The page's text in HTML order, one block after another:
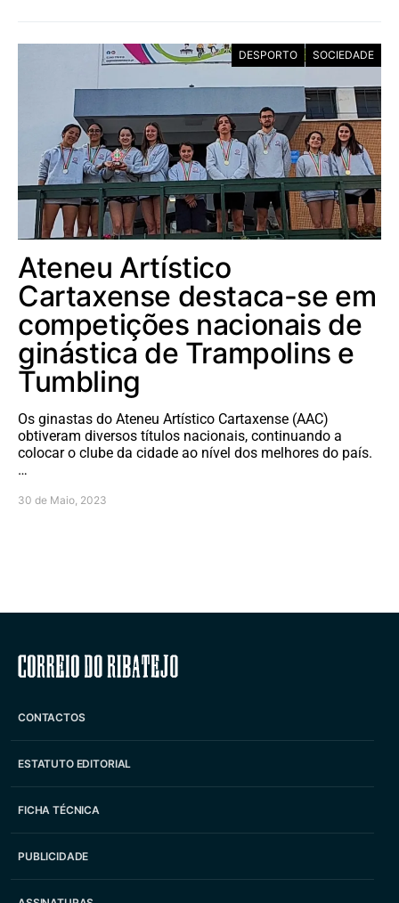
DESPORTO SOCIEDADE
Ateneu Artístico
Cartaxense destaca-se em
competições nacionais de
ginástica de Trampolins e
Tumbling
Os ginastas do Ateneu Artístico Cartaxense (AAC)
obtiveram diversos títulos nacionais, continuando a
colocar o clube da cidade ao nível dos melhores do país.
…
30 de Maio, 2023
Correio do Ribatejo
CONTACTOS
ESTATUTO EDITORIAL
FICHA TÉCNICA
PUBLICIDADE